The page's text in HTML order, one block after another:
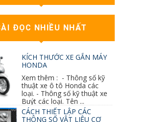
ĐỌC NHIỀU NHẤT
KÍCH THƯỚC XE GẮN MÁY
HONDA
Xem thêm : - Thông số kỹ
thuật xe ô tô Honda các
loại. - Thông số kỹ thuật xe
Buýt các loại. Tên ...
CÁCH THIẾT LẬP CÁC
THÔNG SỐ VẬT LIỆU CƠ